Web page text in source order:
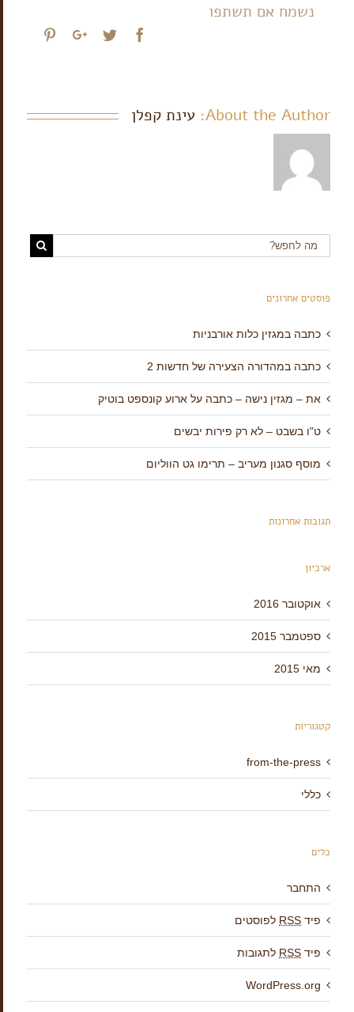
חותמות
נשמח אם תשתפו
Facebook
Twitter
Google+
About the Author: עינת קפלן
פוסטים אחרונים
כתבה במגזין כלות אורבניות
כתבה במהדורה הצעירה של חדשות 2
את – מגזין נישה – כתבה על ארוע קונספט בוטיק
ט"ו בשבט – לא רק פירות יבשים
מוסף סגנון מעריב – תרימו גט הווליום
תגובות אחרונות
ארכיון
אוקטובר 2016
ספטמבר 2015
מאי 2015
קטגוריות
from-the-press
כללי
כלים
התחבר
פיד RSS לפוסטים
פיד RSS לתגובות
WordPress.org